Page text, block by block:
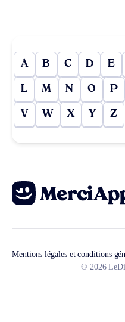
A B C D E
L M N O P
V W X Y Z
Mentions légales et conditions
© 2026